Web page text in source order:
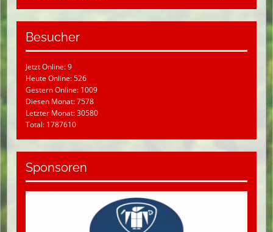
Besucher
Jetzt Online: 9
Heute Online: 526
Gestern Online: 1009
Diesen Monat: 7578
Letzter Monat: 30580
Total: 1787610
Sponsoren